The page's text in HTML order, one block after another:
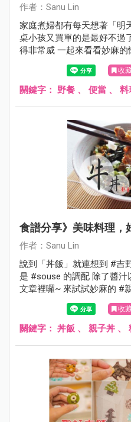
作者：Sanu Lin
家庭煮婦都有每天想著「明
桌小孩又買單的是最好不過
得非常威 一起來看看妙麻的
收
關鍵字： 野餐 、 便當 、 料
食譜分享》美味料理，
作者：Sanu Lin
說到「丼飯」就連想到 #吉
是 #souse 的調配 除了醬
文章裡囉~ 來試試妙麻的 #親子版美味
都會愛上的賀租咪
收
關鍵字： 丼飯 、 親子丼 、